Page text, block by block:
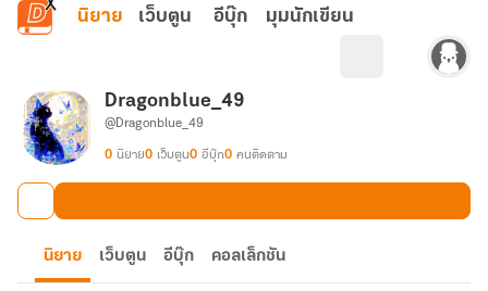
ข้ามไปยังเนื้อหาหลัก
นิยาย เว็บตูน อีบุ๊ก มุมนักเขียน
Dragonblue_49
@Dragonblue_49
0 นิยาย0 เว็บตูน0 อีบุ๊ก0 คนติดตาม
นิยาย เว็บตูน อีบุ๊ก คอลเล็กชัน